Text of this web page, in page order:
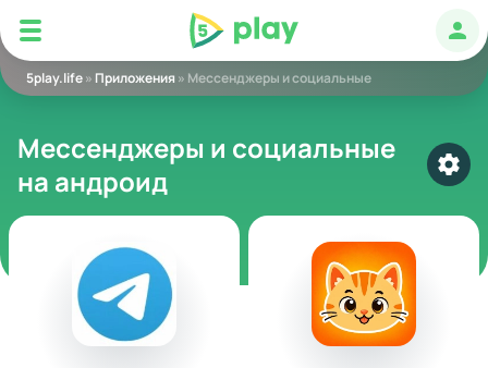
5play
5play.life» Приложения» Мессенджеры и социальные
Мессенджеры и социальные
на андроид